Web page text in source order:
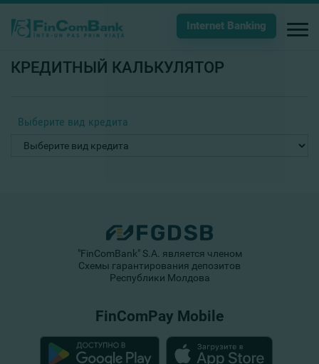
Internet Banking
КРЕДИТНЫЙ КАЛЬКУЛЯТОР
Выберите вид кредита
"FinComBank" S.A. является членом
Схемы гарантирования депозитов
Республики Молдова
FinComPay Mobile